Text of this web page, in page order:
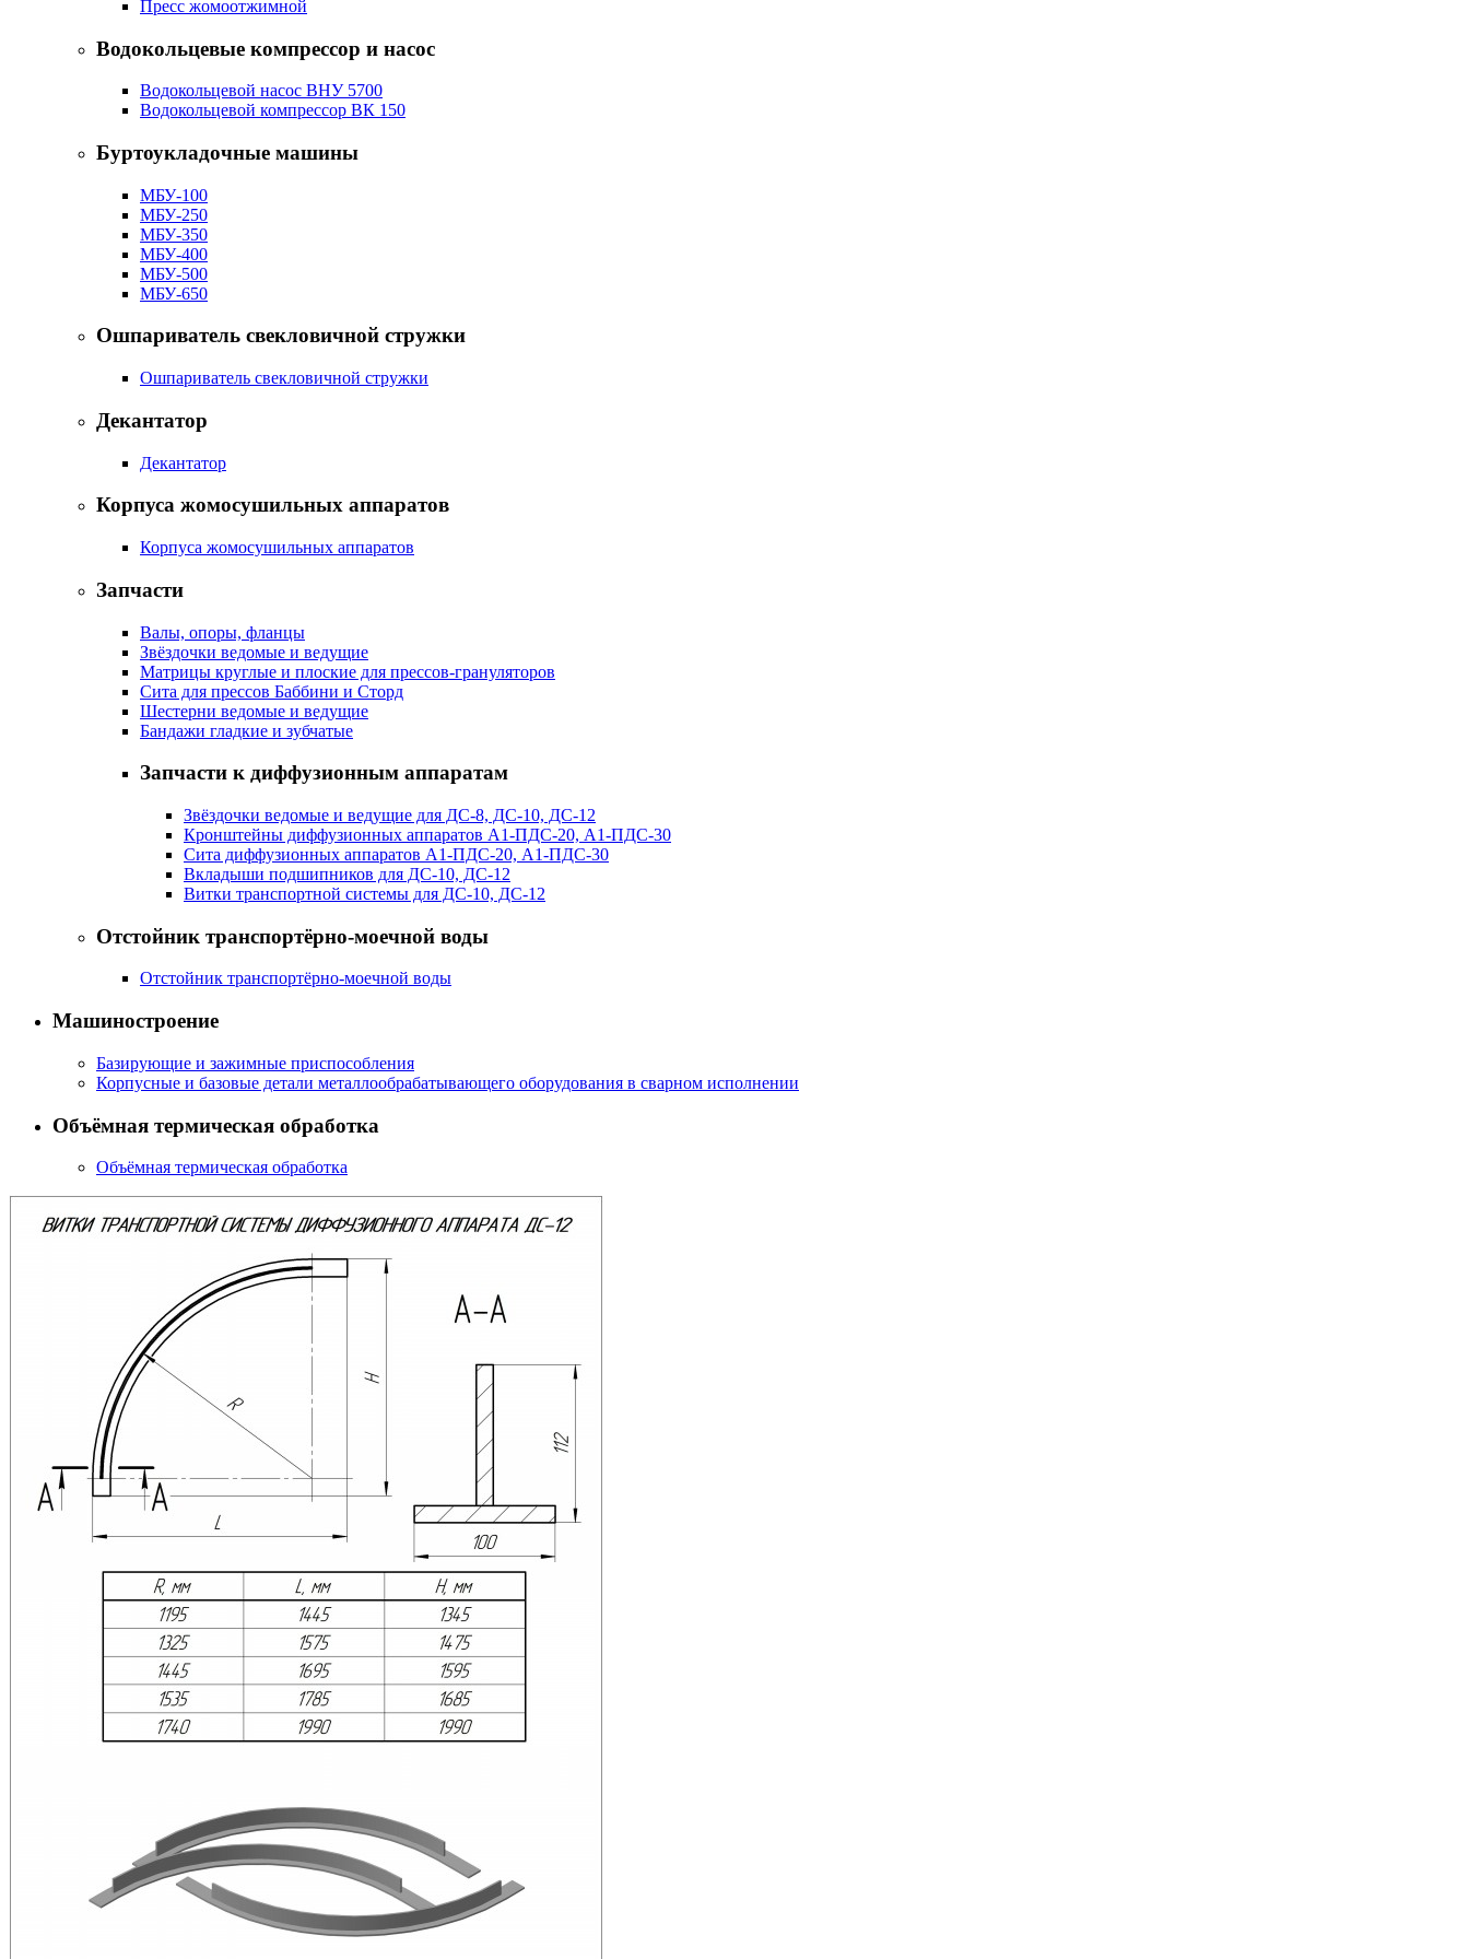
Пресс жомоотжимной
Водокольцевые компрессор и насос
Водокольцевой насос ВНУ 5700
Водокольцевой компрессор ВК 150
Буртоукладочные машины
МБУ-100
МБУ-250
МБУ-350
МБУ-400
МБУ-500
МБУ-650
Ошпариватель свекловичной стружки
Ошпариватель свекловичной стружки
Декантатор
Декантатор
Корпуса жомосушильных аппаратов
Корпуса жомосушильных аппаратов
Запчасти
Валы, опоры, фланцы
Звёздочки ведомые и ведущие
Матрицы круглые и плоские для прессов-грануляторов
Сита для прессов Баббини и Сторд
Шестерни ведомые и ведущие
Бандажи гладкие и зубчатые
Запчасти к диффузионным аппаратам
Звёздочки ведомые и ведущие для ДС-8, ДС-10, ДС-12
Кронштейны диффузионных аппаратов А1-ПДС-20, А1-ПДС-30
Сита диффузионных аппаратов А1-ПДС-20, А1-ПДС-30
Вкладыши подшипников для ДС-10, ДС-12
Витки транспортной системы для ДС-10, ДС-12
Отстойник транспортёрно-моечной воды
Отстойник транспортёрно-моечной воды
Машиностроение
Базирующие и зажимные приспособления
Корпусные и базовые детали металлообрабатывающего оборудования в сварном исполнении
Объёмная термическая обработка
Объёмная термическая обработка